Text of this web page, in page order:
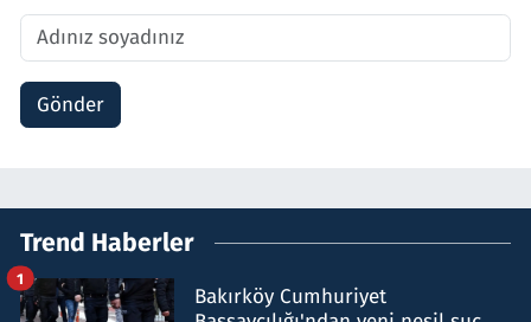
Gönder
Trend Haberler
Bakırköy Cumhuriyet
1